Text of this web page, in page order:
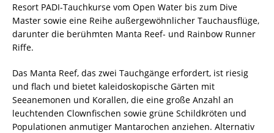
Resort PADI-Tauchkurse vom Open Water bis zum Dive
Master sowie eine Reihe außergewöhnlicher Tauchausflüge,
darunter die berühmten Manta Reef- und Rainbow Runner
Riffe.
Das Manta Reef, das zwei Tauchgänge erfordert, ist riesig
und flach und bietet kaleidoskopische Gärten mit
Seeanemonen und Korallen, die eine große Anzahl an
leuchtenden Clownfischen sowie grüne Schildkröten und
Populationen anmutiger Mantarochen anziehen. Alternativ